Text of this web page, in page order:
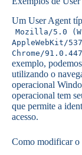
Um User Agent
Mozilla/5.0
AppleWebKit/
Chrome/
exemplo,
utilizando o
operacional
operacional tem
que permite a
acesso.
Como modificar o